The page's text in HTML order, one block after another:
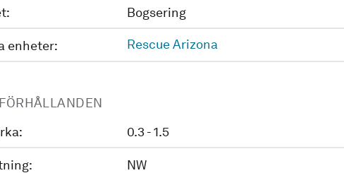
Bogsering
enheter: Rescue Arizona
0.3 - 1.5
NW